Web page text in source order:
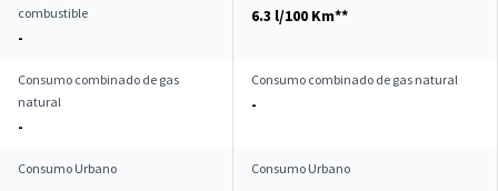
combustible
-
6.3 l/100 Km**
Consumo combinado de gas
natural
-
Consumo combinado de gas natural
-
Consumo Urbano Consumo Urbano